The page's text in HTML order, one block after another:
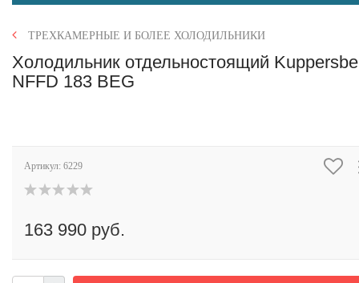
ТРЕХКАМЕРНЫЕ И БОЛЕЕ ХОЛОДИЛЬНИКИ
Холодильник отдельностоящий
NFFD 183 BEG
Артикул: 6229
163 990 руб.